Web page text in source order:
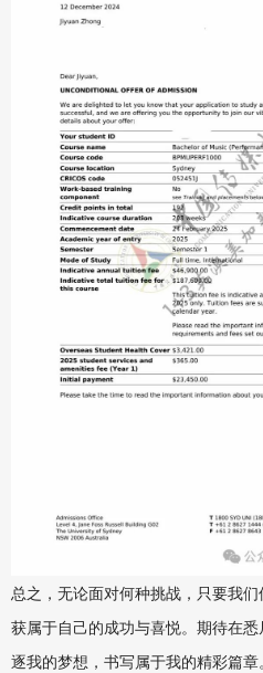
总之，无论面对何种挑战，只要我
获属于自己的成功与喜悦。期待在
逐我的梦想，书写属于我的精彩篇章